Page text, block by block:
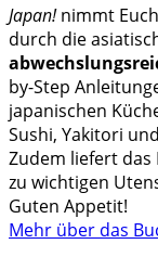
Japan!nimmt
durch die
by-Step
japanischen
Sushi, Yakitori
Zudem liefert
zu wichtigen
Guten Appetit!
Mehr über das